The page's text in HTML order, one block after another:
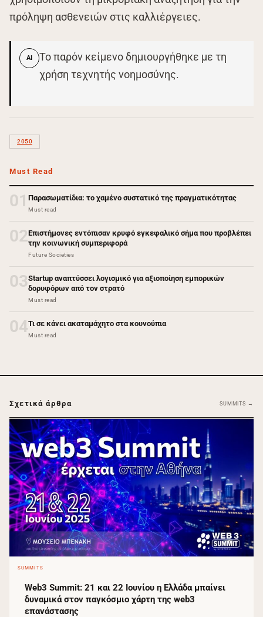
πρόληψη ασθενειών στις καλλιέργειες.
AI
Το παρόν κείμενο δημιουργήθηκε με τη
χρήση τεχνητής νοημοσύνης.
2050
Must Read
01 Παρασωματίδια: το χαμένο συστατικό της πραγματικότητας
Must read
02Επιστήμονες εντόπισαν κρυφό εγκεφαλικό σήμα που προβλέπει
την κοινωνική συμπεριφορά
Future Societies
03Startup αναπτύσσει λογισμικό για αξιοποίηση εμπορικών
δορυφόρων από τον στρατό
Must read
04Τι σε κάνει ακαταμάχητο στα κουνούπια
Must read
Σχετικά άρθρα SUMMITS →
SUMMITS
Web3 Summit: 21 και 22 Ιουνίου η Ελλάδα μπαίνει
δυναμικά στον παγκόσμιο χάρτη της web3
επανάστασης